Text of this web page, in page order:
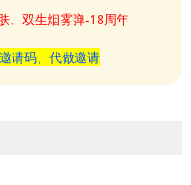
、双生烟雾弹-18周年
请码、代做邀请